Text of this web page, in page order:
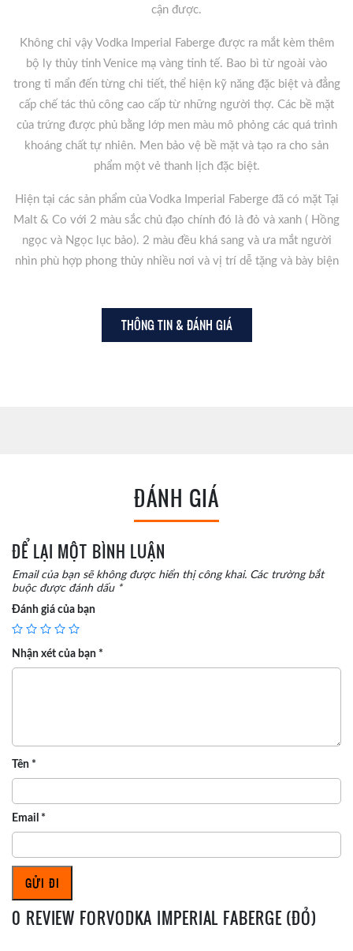
cận được.
Không chỉ vậy Vodka Imperial Faberge được ra mắt kèm thêm
bộ ly thủy tinh Venice mạ vàng tinh tế. Bao bì từ ngoài vào
trong tỉ mẩn đến từng chi tiết, thể hiện kỹ năng đặc biệt và đẳng
cấp chế tác thủ công cao cấp từ những người thợ. Các bề mặt
của trứng được phủ bằng lớp men màu mô phỏng các quá trình
khoáng chất tự nhiên. Men bảo vệ bề mặt và tạo ra cho sản
phẩm một vẻ thanh lịch đặc biệt.
Hiện tại các sản phẩm của Vodka Imperial Faberge đã có mặt Tại
Malt & Co với 2 màu sắc chủ đạo chính đó là đỏ và xanh ( Hồng
ngọc và Ngọc lục bảo). 2 màu đều khá sang và ưa mắt người
nhìn phù hợp phong thủy nhiều nơi và vị trí dễ tặng và bày biện
THÔNG TIN & ĐÁNH GIÁ
ĐÁNH GIÁ
ĐỂ LẠI MỘT BÌNH LUẬN
Email của bạn sẽ không được hiển thị công khai. Các trường bắt
buộc được đánh dấu *
Đánh giá của bạn
Nhận xét của bạn *
Tên *
Email *
0 REVIEW FORVODKA IMPERIAL FABERGE (ĐỎ)